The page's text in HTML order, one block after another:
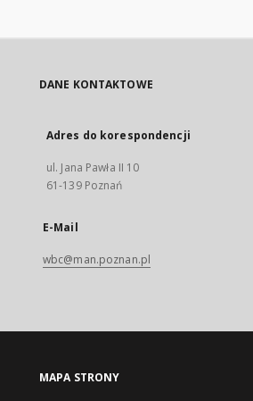
DANE KONTAKTOWE
Adres do korespondencji
ul. Jana Pawła II 10
61-139 Poznań
E-Mail
wbc@man.poznan.pl
MAPA STRONY